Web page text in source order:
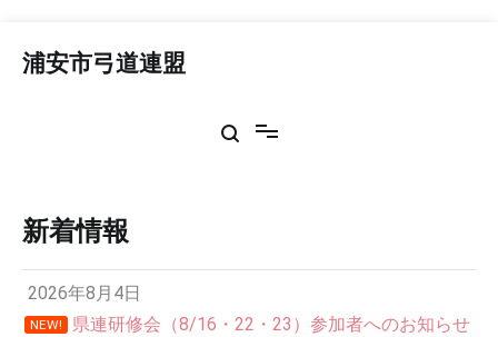
浦安市弓道連盟
新着情報
2026年8月4日
NEW! 県連研修会（8/16・22・23）参加者へのお知らせ